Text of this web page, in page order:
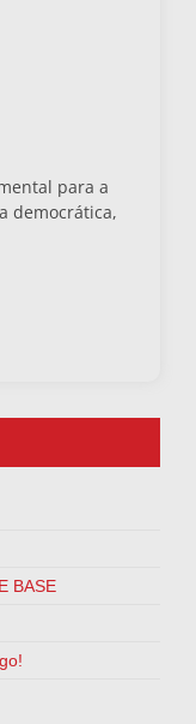
para a
democrática,
BASE